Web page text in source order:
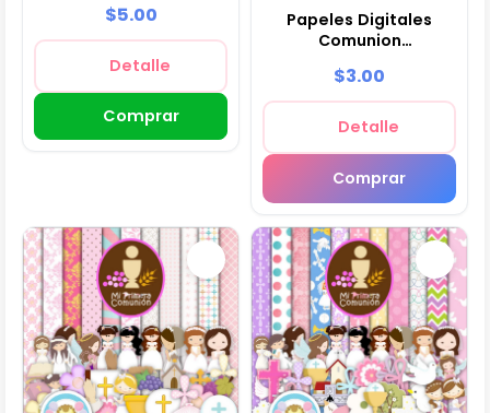
Fondos para Fiestas y
Scrapbooking
$5.00
Detalle
Comprar
Papeles Digitales
Comunion
Ceremonia - M1
$3.00
Detalle
Comprar